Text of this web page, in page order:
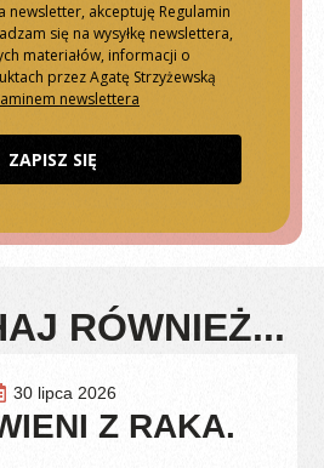
newsletter, akceptuję Regulamin
się na wysyłkę newslettera,
materiałów, informacji o
przez Agatę Strzyżewską
newslettera
ZAPISZ SIĘ
RÓWNIEŻ...
30 lipca 2026
Z RAKA.